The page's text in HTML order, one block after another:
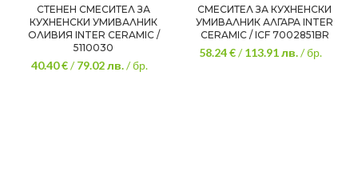
СТЕНЕН СМЕСИТЕЛ ЗА
КУХНЕНСКИ УМИВАЛНИК
ОЛИВИЯ INTER CERAMIC /
5110030
40.40 €/79.02лв./ бр.
СМЕСИТЕЛ ЗА КУХНЕНСКИ
УМИВАЛНИК АЛГАРА INTER
CERAMIC / ICF 7002851BR
58.24 €/113.91лв./ бр.